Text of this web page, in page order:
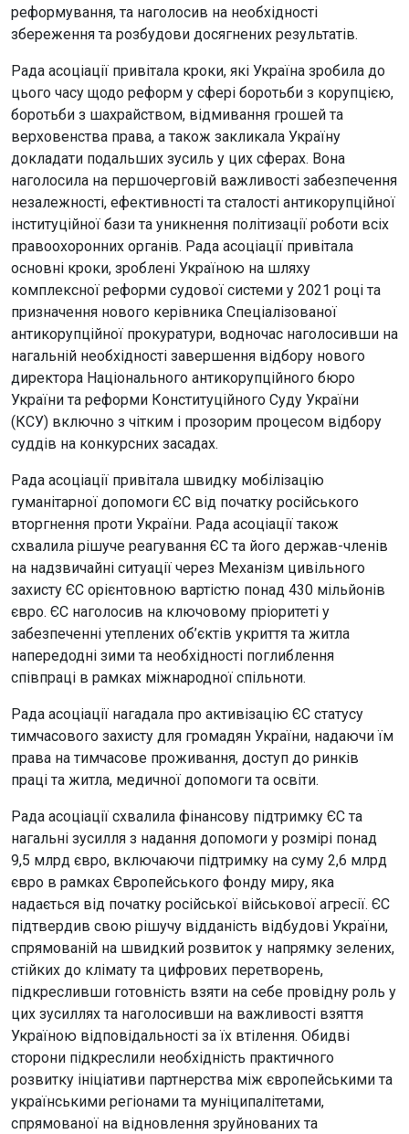
реформування, та наголосив на необхідності
збереження та розбудови досягнених результатів.
Рада асоціації привітала кроки, які Україна зробила до
цього часу щодо реформ у сфері боротьби з корупцією,
боротьби з шахрайством, відмивання грошей та
верховенства права, а також закликала Україну
докладати подальших зусиль у цих сферах. Вона
наголосила на першочерговій важливості забезпечення
незалежності, ефективності та сталості антикорупційної
інституційної бази та уникнення політизації роботи всіх
правоохоронних органів. Рада асоціації привітала
основні кроки, зроблені Україною на шляху
комплексної реформи судової системи у 2021 році та
призначення нового керівника Спеціалізованої
антикорупційної прокуратури, водночас наголосивши на
нагальній необхідності завершення відбору нового
директора Національного антикорупційного бюро
України та реформи Конституційного Суду України
(КСУ) включно з чітким і прозорим процесом відбору
суддів на конкурсних засадах.
Рада асоціації привітала швидку мобілізацію
гуманітарної допомоги ЄС від початку російського
вторгнення проти України. Рада асоціації також
схвалила рішуче реагування ЄС та його держав-членів
на надзвичайні ситуації через Механізм цивільного
захисту ЄС орієнтовною вартістю понад 430 мільйонів
євро. ЄС наголосив на ключовому пріоритеті у
забезпеченні утеплених об’єктів укриття та житла
напередодні зими та необхідності поглиблення
співпраці в рамках міжнародної спільноти.
Рада асоціації нагадала про активізацію ЄС статусу
тимчасового захисту для громадян України, надаючи їм
права на тимчасове проживання, доступ до ринків
праці та житла, медичної допомоги та освіти.
Рада асоціації схвалила фінансову підтримку ЄС та
нагальні зусилля з надання допомоги у розмірі понад
9,5 млрд євро, включаючи підтримку на суму 2,6 млрд
євро в рамках Європейського фонду миру, яка
надається від початку російської військової агресії. ЄС
підтвердив свою рішучу відданість відбудові України,
спрямованій на швидкий розвиток у напрямку зелених,
стійких до клімату та цифрових перетворень,
підкресливши готовність взяти на себе провідну роль у
цих зусиллях та наголосивши на важливості взяття
Україною відповідальності за їх втілення. Обидві
сторони підкреслили необхідність практичного
розвитку ініціативи партнерства між європейськими та
українськими регіонами та муніципалітетами,
спрямованої на відновлення зруйнованих та